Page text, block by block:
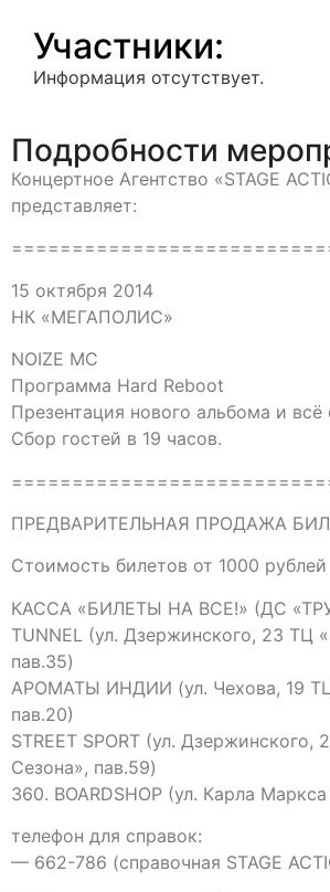
Участники:
Информация отсутствует.
Подробности
Концертное Агентство «STAGE
представляет:
15 октября 2014
НК «МЕГАПОЛИС»
NOIZE MC
Программа Hard Reboot
Презентация нового альбома и
Сбор гостей в 19 часов.
ПРЕДВАРИТЕЛЬНАЯ ПРОДАЖА
Стоимость билетов от 1000 рублей
КАССА «БИЛЕТЫ НА ВСЕ!» (ДС
TUNNEL (ул. Дзержинского, 23 ТЦ
пав.35)
АРОМАТЫ ИНДИИ (ул. Чехова, 19 ТЦ
пав.20)
STREET SPORT (ул.
Сезона», пав.59)
360. BOARDSHOP (ул. Карла
телефон для справок:
— 662-786 (справочная STAGE